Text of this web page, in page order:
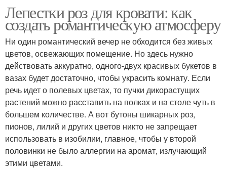
Лепестки роз для кровати: как
создать романтическую атмосферу
Ни один романтический вечер не обходится без живых
цветов, освежающих помещение. Но здесь нужно
действовать аккуратно, одного-двух красивых букетов в
вазах будет достаточно, чтобы украсить комнату. Если
речь идет о полевых цветах, то пучки дикорастущих
растений можно расставить на полках и на столе чуть в
большем количестве. А вот бутоны шикарных роз,
пионов, лилий и других цветов никто не запрещает
использовать в изобилии, главное, чтобы у второй
половинки не было аллергии на аромат, излучающий
этими цветами.